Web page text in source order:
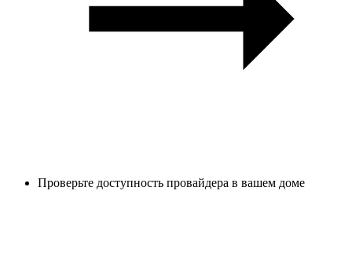
Проверьте доступность провайдера в вашем доме